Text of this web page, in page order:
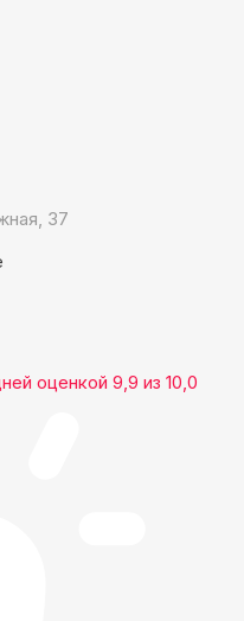
37
оценкой 9,9 из 10,0